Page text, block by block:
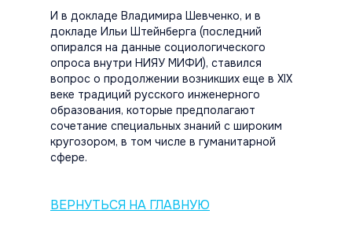
И в докладе Владимира Шевченко, и в
докладе Ильи Штейнберга (последний
опирался на данные социологического
опроса внутри НИЯУ МИФИ), ставился
вопрос о продолжении возникших еще в XIX
веке традиций русского инженерного
образования, которые предполагают
сочетание специальных знаний с широким
кругозором, в том числе в гуманитарной
сфере.
ВЕРНУТЬСЯ НА ГЛАВНУЮ